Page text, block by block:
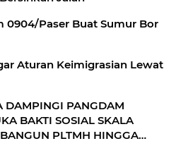
0904/Paser Buat Sumur Bor
Aturan Keimigrasian Lewat
DAMPINGI PANGDAM
BAKTI SOSIAL SKALA
PLTMH HINGGA